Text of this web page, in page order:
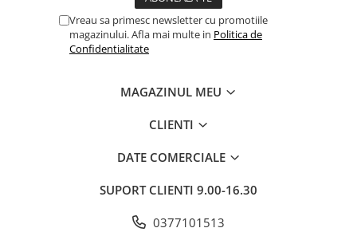
Vreau sa primesc newsletter cu promotiile
magazinului. Afla mai multe in Politica de
Confidentialitate
MAGAZINUL MEU
CLIENTI
DATE COMERCIALE
SUPORT CLIENTI 9.00-16.30
0377101513